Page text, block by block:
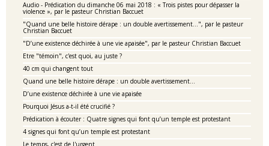
Audio - Prédication du dimanche 06 mai 2018 : « Trois pistes pour dépasser la
violence », par le pasteur Christian Baccuet
"Quand une belle histoire dérape : un double avertissement…", par le pasteur
Christian Baccuet
"D’une existence déchirée à une vie apaisée", par le pasteur Christian Baccuet
Etre "témoin", c'est quoi, au juste ?
40 cm qui changent tout
Quand une belle histoire dérape : un double avertissement…
D’une existence déchirée à une vie apaisée
Pourquoi Jésus a-t-il été crucifié ?
Prédication à écouter : Quatre signes qui font qu’un temple est protestant
4 signes qui font qu’un temple est protestant
Le temps, c'est de l'urgent